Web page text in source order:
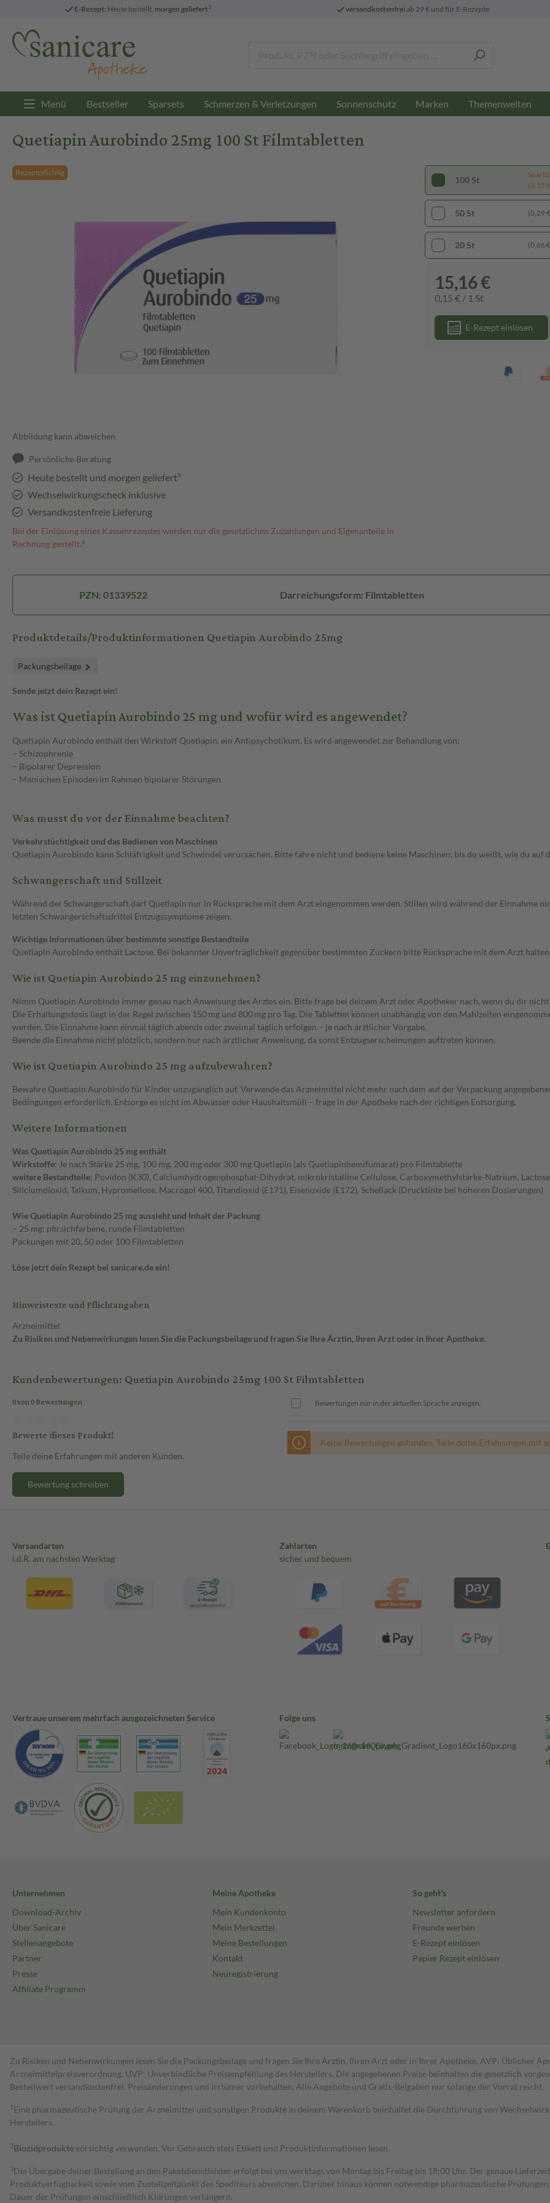
E-Rezept: Heute bestellt, morgen geliefert3 versandkostenfreiab 29 € und für E-Rezepte
Menü Bestseller Sparsets Schmerzen & Verletzungen Sonnenschutz Marken Themenwelten
Quetiapin Aurobindo 25mg 100 St Filmtabletten
Rezeptpflichtig
Abbildung kann abweichen
Persönliche Beratung
Heute bestellt und morgen geliefert³
Wechselwirkungscheck inklusive
Versandkostenfreie Lieferung
Bei der Einlösung eines Kassenrezeptes werden nur die gesetzlichen Zuzahlungen und Eigenanteile in
Rechnung gestellt.⁴
100 St
(0,15
50 St (0,29
20 St (0,66
15,16 €
0,15 € / 1 St
E-Rezept einlösen
PZN: 01339522 Darreichungsform: Filmtabletten
Produktdetails/Produktinformationen Quetiapin Aurobindo 25mg
Packungsbeilage
Sende jetzt dein Rezept ein!
Was ist Quetiapin Aurobindo 25 mg und wofür wird es angewendet?
Quetiapin Aurobindo enthält den Wirkstoff Quetiapin, ein Antipsychotikum. Es wird angewendet zur Behandlung von:
– Schizophrenie
– Bipolarer Depression
– Manischen Episoden im Rahmen bipolarer Störungen
Was musst du vor der Einnahme beachten?
Verkehrstüchtigkeit und das Bedienen von Maschinen
Quetiapin Aurobindo kann Schläfrigkeit und Schwindel verursachen. Bitte fahre nicht und bediene keine Maschinen, bis du weißt, wie du auf
Schwangerschaft und Stillzeit
Während der Schwangerschaft darf Quetiapin nur in Rücksprache mit dem Arzt eingenommen werden. Stillen wird während der Einnahme
letzten Schwangerschaftsdrittel Entzugssymptome zeigen.
Wichtige Informationen über bestimmte sonstige Bestandteile
Quetiapin Aurobindo enthält Lactose. Bei bekannter Unverträglichkeit gegenüber bestimmten Zuckern bitte Rücksprache mit dem Arzt halten.
Wie ist Quetiapin Aurobindo 25 mg einzunehmen?
Nimm Quetiapin Aurobindo immer genau nach Anweisung des Arztes ein. Bitte frage bei deinem Arzt oder Apotheker nach, wenn du dir
Die Erhaltungsdosis liegt in der Regel zwischen 150 mg und 800 mg pro Tag. Die Tabletten können unabhängig von den Mahlzeiten
werden. Die Einnahme kann einmal täglich abends oder zweimal täglich erfolgen – je nach ärztlicher Vorgabe.
Beende die Einnahme nicht plötzlich, sondern nur nach ärztlicher Anweisung, da sonst Entzugserscheinungen auftreten können.
Wie ist Quetiapin Aurobindo 25 mg aufzubewahren?
Bewahre Quetiapin Aurobindo für Kinder unzugänglich auf. Verwende das Arzneimittel nicht mehr nach dem auf der Verpackung
Bedingungen erforderlich. Entsorge es nicht im Abwasser oder Haushaltsmüll – frage in der Apotheke nach der richtigen Entsorgung.
Weitere Informationen
Was Quetiapin Aurobindo 25 mg enthält
Wirkstoffe: Je nach Stärke 25 mg, 100 mg, 200 mg oder 300 mg Quetiapin (als Quetiapinhemifumarat) pro Filmtablette
weitere Bestandteile: Povidon (K30), Calciumhydrogenphosphat-Dihydrat, mikrokristalline Cellulose, Carboxymethylstärke-Natrium,
Siliciumdioxid, Talkum, Hypromellose, Macrogol 400, Titandioxid (E171), Eisenoxide (E172), Schellack (Drucktinte bei höheren Dosierungen)
Wie Quetiapin Aurobindo 25 mg aussieht und Inhalt der Packung
– 25 mg: pfirsichfarbene, runde Filmtabletten
Packungen mit 20, 50 oder 100 Filmtabletten
Löse jetzt dein Rezept bei sanicare.de ein!
Hinweistexte und Pflichtangaben
Arzneimittel
Zu Risiken und Nebenwirkungen lesen Sie die Packungsbeilage und fragen Sie Ihre Ärztin, Ihren Arzt oder in Ihrer Apotheke.
Kundenbewertungen: Quetiapin Aurobindo 25mg 100 St Filmtabletten
0 von 0 Bewertungen
Bewerte dieses Produkt!
Teile deine Erfahrungen mit anderen Kunden.
Bewertung schreiben
Bewertungen nur in der aktuellen Sprache anzeigen.
Keine Bewertungen gefunden. Teile deine Erfahrungen mit
Versandarten
i.d.R. am nächsten Werktag
Zahlarten
sicher und bequem
Vertraue unserem mehrfach ausgezeichneten Service Folge uns
Unternehmen
Download-Archiv
Über Sanicare
Stellenangebote
Partner
Presse
Affiliate Programm
Meine Apotheke
Mein Kundenkonto
Mein Merkzettel
Meine Bestellungen
Kontakt
Neuregistrierung
So geht's
Newsletter anfordern
Freunde werben
E-Rezept einlösen
Papier Rezept einlösen
Zu Risiken und Nebenwirkungen lesen Sie die Packungsbeilage und fragen Sie Ihre Ärztin, Ihren Arzt oder in Ihrer Apotheke. AVP: Üblicher
Arzneimittelpreisverordnung. UVP: Unverbindliche Preisempfehlung des Herstellers. Die angegebenen Preise beinhalten die gesetzlich
Bestell­wert versand­kosten­frei. Preisänderungen und Irrtümer vorbehalten. Alle Angebote und Gratis-Beigaben nur solange der Vorrat reicht.
1 Eine pharmazeutische Prüfung der Arzneimittel und sonstigen Produkte in deinem Warenkorb beinhaltet die Durchführung von
Herstellers.
2Biozidproduktevorsichtig verwenden. Vor Gebrauch stets Etikett und Produktinformationen lesen.
3Die Übergabe deiner Bestellung an den Paketdienstleister erfolgt bei uns werktags von Montag bis Freitag bis 18:00 Uhr. Der genaue
Produktverfügbarkeit sowie vom Zustellzeitpunkt des Spediteurs abweichen. Darüber hinaus können notwendige pharmazeutische
Dauer der Prüfungen einschließlich Klärungen verlängern.